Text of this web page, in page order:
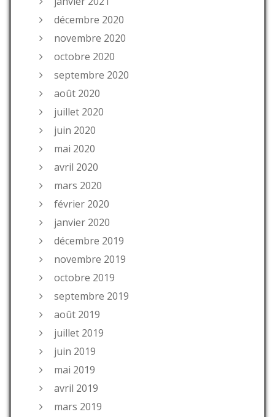
décembre 2020
novembre 2020
octobre 2020
septembre 2020
août 2020
juillet 2020
juin 2020
mai 2020
avril 2020
mars 2020
février 2020
janvier 2020
décembre 2019
novembre 2019
octobre 2019
septembre 2019
août 2019
juillet 2019
juin 2019
mai 2019
avril 2019
mars 2019